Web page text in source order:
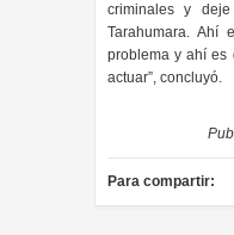
criminales y
Tarahumara. Ahí
problema y ahí es
actuar”, concluyó.
Para compartir: